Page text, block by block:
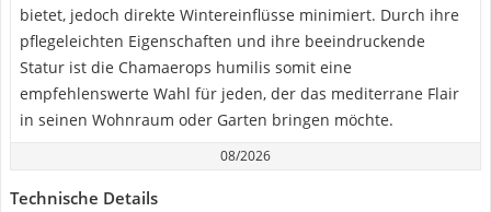
bietet, jedoch direkte Wintereinflüsse minimiert. Durch ihre
pflegeleichten Eigenschaften und ihre beeindruckende
Statur ist die Chamaerops humilis somit eine
empfehlenswerte Wahl für jeden, der das mediterrane Flair
in seinen Wohnraum oder Garten bringen möchte.
08/2026
Technische Details